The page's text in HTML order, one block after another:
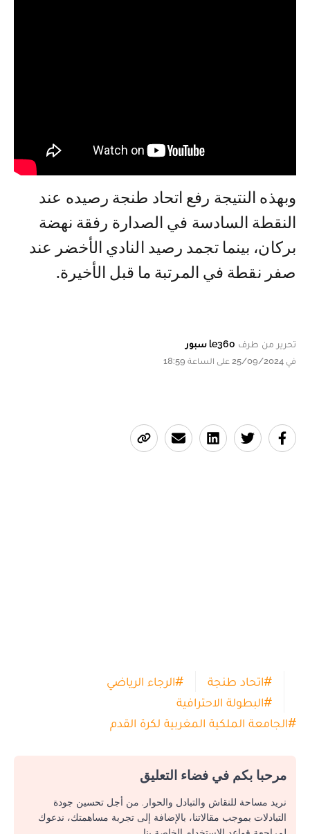
وبهذه النتيجة رفع اتحاد طنجة رصيده عند
النقطة السادسة في الصدارة رفقة نهضة
بركان، بينما تجمد رصيد النادي الأخضر عند
صفر نقطة في المرتبة ما قبل الأخيرة.
تحرير من طرف le360 سبور
في 25/09/2024 على الساعة 18:59
#اتحاد طنجة #الرجاء الرياضي
#البطولة الاحترافية
#الجامعة الملكية المغربية لكرة القدم
مرحبا بكم في فضاء التعليق
نريد مساحة للنقاش والتبادل والحوار. من أجل تحسين جودة
التبادلات بموجب مقالاتنا، بالإضافة إلى تجربة مساهمتك، ندعوك